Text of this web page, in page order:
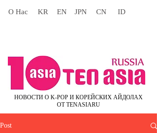
О Нас KR EN JPN CN ID
НОВОСТИ О K-POP И КОРЕЙСКИХ АЙДОЛАХ
ОТ TENASIARU
Post